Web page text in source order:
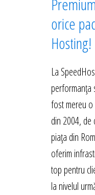
orice
Hosting!
La
performanța
fost mereu
din 2004, de
piața din
oferim
top pentru
la nivelul